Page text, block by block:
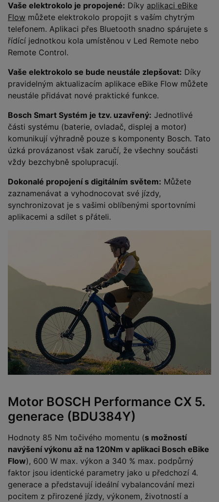
Vaše elektrokolo je propojené: Díky aplikaci eBike
Flow můžete elektrokolo propojit s vaším chytrým
telefonem. Aplikaci přes Bluetooth snadno spárujete s
řídící jednotkou kola umístěnou v Led Remote nebo
Remote Control.
Vaše elektrokolo se bude neustále zlepšovat: Díky
pravidelným aktualizacím aplikace eBike Flow můžete
neustále přidávat nové praktické funkce.
Bosch Smart Systém je tzv. uzavřený: Jednotlivé
části systému (baterie, ovladač, displej a motor)
komunikují výhradně pouze s komponenty Bosch. Tato
úzká provázanost však zaručí, že všechny součásti
vždy bezchybně spolupracují.
Dokonalé propojení s digitálním světem: Můžete
zaznamenávat a vyhodnocovat své jízdy,
synchronizovat je s vašimi oblíbenými sportovními
aplikacemi a sdílet s přáteli.
Motor BOSCH Performance CX 5.
generace (BDU384Y)
Hodnoty 85 Nm točivého momentu (s možností
navýšení výkonu až na 120Nm v aplikaci Bosch eBike
Flow), 600 W max. výkon a 340 % max. podpůrný
faktor jsou identické parametry jako u předchozí 4.
generace a představují ideální vybalancování mezi
pocitem z přirozené jízdy, výkonem, životností a